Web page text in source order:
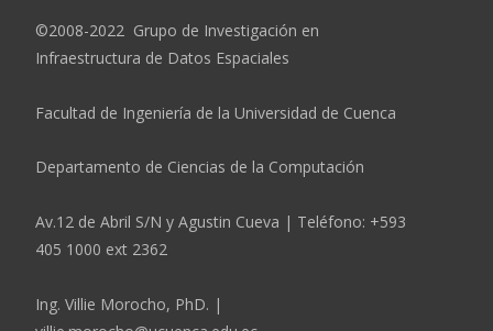
©2008-2022 Grupo de Investigación en
Infraestructura de Datos Espaciales
Facultad de Ingeniería de la Universidad de Cuenca
Departamento de Ciencias de la Computación
Av.12 de Abril S/N y Agustin Cueva | Teléfono: +593
405 1000 ext 2362
Ing. Villie Morocho, PhD. |